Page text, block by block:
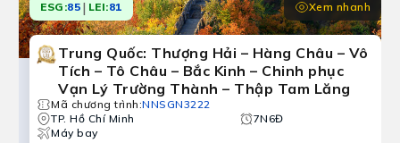
ESG:85 | LEI:81 Xem nhanh
Trung Quốc: Thượng Hải – Hàng Châu – Vô
Tích – Tô Châu – Bắc Kinh – Chinh phục
Vạn Lý Trường Thành – Thập Tam Lăng
Mã chương trình:NNSGN3222
TP. Hồ Chí Minh
7N6Đ
Máy bay